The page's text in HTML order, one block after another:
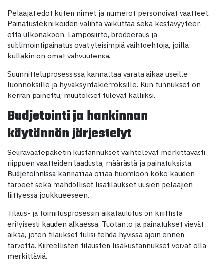
Pelaajatiedot kuten nimet ja numerot personoivat vaatteet.
Painatustekniikoiden valinta vaikuttaa sekä kestävyyteen
että ulkonäköön. Lämpösiirto, brodeeraus ja
sublimointipainatus ovat yleisimpiä vaihtoehtoja, joilla
kullakin on omat vahvuutensa.
Suunnitteluprosessissa kannattaa varata aikaa useille
luonnoksille ja hyväksyntäkierroksille. Kun tunnukset on
kerran painettu, muutokset tulevat kalliiksi.
Budjetointi ja hankinnan
käytännön järjestelyt
Seuravaatepaketin kustannukset vaihtelevat merkittävästi
riippuen vaatteiden laadusta, määrästä ja painatuksista.
Budjetoinnissa kannattaa ottaa huomioon koko kauden
tarpeet sekä mahdolliset lisätilaukset uusien pelaajien
liittyessä joukkueeseen.
Tilaus- ja toimitusprosessin aikataulutus on kriittistä
erityisesti kauden alkaessa. Tuotanto ja painatukset vievät
aikaa, joten tilaukset tulisi tehdä hyvissä ajoin ennen
tarvetta. Kiireellisten tilausten lisäkustannukset voivat olla
merkittäviä.